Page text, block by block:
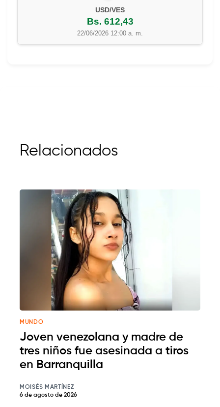
USD/VES
Bs. 612,43
22/06/2026 12:00 a. m.
Relacionados
MUNDO
Joven venezolana y madre de
tres niños fue asesinada a tiros
en Barranquilla
MOISÉS MARTÍNEZ
6 de agosto de 2026